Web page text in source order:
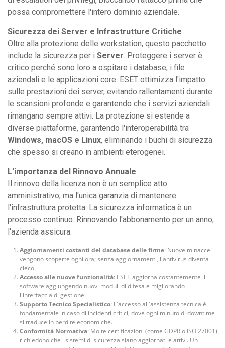
possa compromettere l'intero dominio aziendale.
Sicurezza dei Server e Infrastrutture Critiche
Oltre alla protezione delle workstation, questo pacchetto
include la sicurezza per i Server. Proteggere i server è
critico perché sono loro a ospitare i database, i file
aziendali e le applicazioni core. ESET ottimizza l'impatto
sulle prestazioni dei server, evitando rallentamenti durante
le scansioni profonde e garantendo che i servizi aziendali
rimangano sempre attivi. La protezione si estende a
diverse piattaforme, garantendo l'interoperabilità tra
Windows, macOS e Linux, eliminando i buchi di sicurezza
che spesso si creano in ambienti eterogenei.
L'importanza del Rinnovo Annuale
Il rinnovo della licenza non è un semplice atto
amministrativo, ma l'unica garanzia di mantenere
l'infrastruttura protetta. La sicurezza informatica è un
processo continuo. Rinnovando l'abbonamento per un anno,
l'azienda assicura:
Aggiornamenti costanti del database delle firme: Nuove minacce
vengono scoperte ogni ora; senza aggiornamenti, l'antivirus diventa
cieco.
Accesso alle nuove funzionalità: ESET aggiorna costantemente il
software aggiungendo nuovi moduli di difesa e migliorando
l'interfaccia di gestione.
Supporto Tecnico Specialistico: L'accesso all'assistenza tecnica è
fondamentale in caso di incidenti critici, dove ogni minuto di downtime
si traduce in perdite economiche.
Conformità Normativa: Molte certificazioni (come GDPR o ISO 27001)
richiedono che i sistemi di sicurezza siano aggiornati e attivi. Un